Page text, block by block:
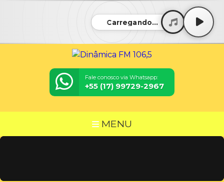
Carregando...
Fale conosco via Whatsapp:
+55 (17) 99729-2967
MENU